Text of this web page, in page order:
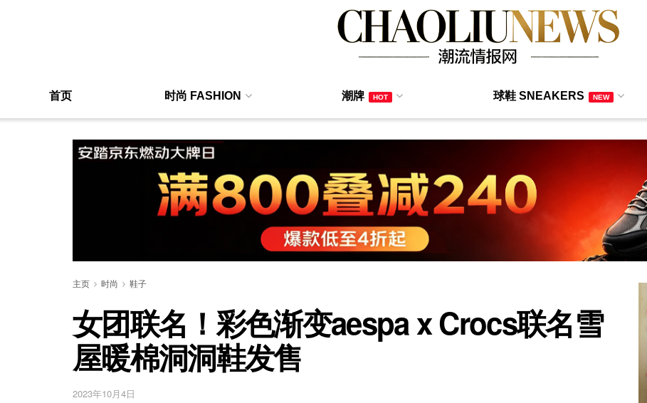
首页 时尚 FASHION 潮牌 HOT 球鞋 SNEAKERS NEW
主页 时尚 鞋子
女团联名！彩色渐变aespa x Crocs联名雪
屋暖棉洞洞鞋发售
2023年10月4日